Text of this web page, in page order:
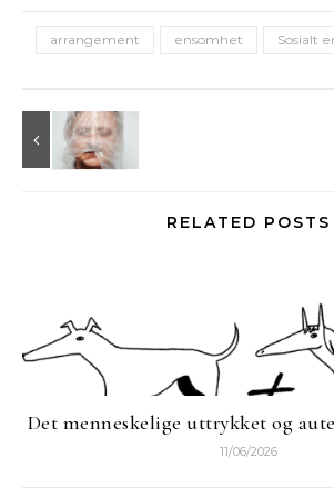
arrangement ensomhet Sosialt
RELATED POSTS
Det menneskelige uttrykket og
11/06/2026